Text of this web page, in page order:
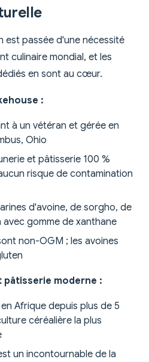
est passée d'une nécessité
culinaire mondial, et les
en sont au cœur.
:
à un vétéran et gérée en
Ohio
et pâtisserie 100 %
risque de contamination
d'avoine, de sorgho, de
gomme de xanthane
non-OGM ; les avoines
pâtisserie moderne :
Afrique depuis plus de 5
céréalière la plus
un incontournable de la